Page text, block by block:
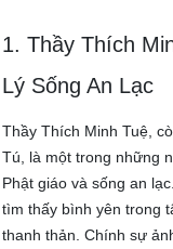
1. Thầy Thích
Lý Sống An Lạc
Thầy Thích Minh Tuệ,
Tú, là một trong những
Phật giáo và sống an
tìm thấy bình yên trong
thanh thản. Chính sự